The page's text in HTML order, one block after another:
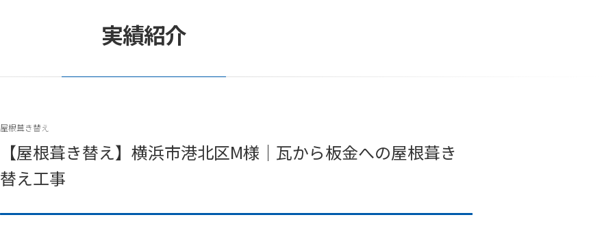
実績紹介
屋根葺き替え
【屋根葺き替え】横浜市港北区M様｜瓦から板金への屋根葺き
替え工事